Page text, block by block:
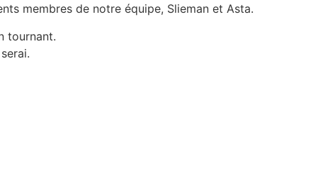
membres de notre équipe, Slieman et Asta.
tournant.